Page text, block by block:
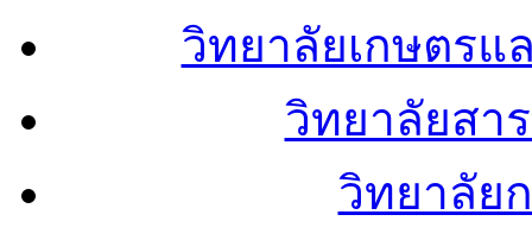
วิทยาลัยเกษตรแ
วิทยาลัยสา
วิทยาลัย